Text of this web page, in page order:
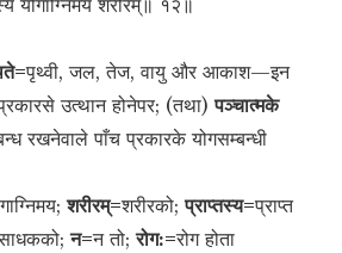
योगाग्निमयं शरीरम्॥ १२॥
पृथ्वी, जल, तेज, वायु और आकाश—इन
उत्थान होनेपर; (तथा)पञ्चात्मके
रखनेवाले पाँच प्रकारके योगसम्बन्धी
शरीरम्=शरीरको;प्राप्तस्य=प्राप्त
न=न तो;रोग:=रोग होता